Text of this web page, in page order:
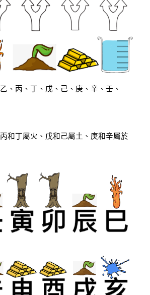
乙 、 丙 、 丁 、 戊 、 己 、 庚 、 辛 、 壬 、
丙和丁屬火 、 戊和己屬土 、 庚和辛屬於